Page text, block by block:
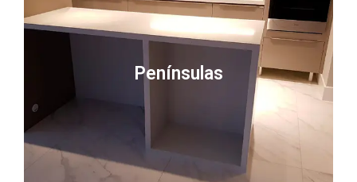
Penínsulas